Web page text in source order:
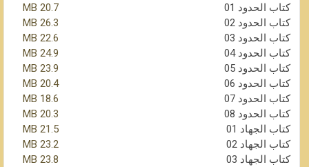
كتاب الحدود 01
20.7 MB
كتاب الحدود 02
26.3 MB
كتاب الحدود 03
22.6 MB
كتاب الحدود 04
24.9 MB
كتاب الحدود 05
23.9 MB
كتاب الحدود 06
20.4 MB
كتاب الحدود 07
18.6 MB
كتاب الحدود 08
20.3 MB
كتاب الجهاد 01
21.5 MB
كتاب الجهاد 02
23.2 MB
كتاب الجهاد 03
23.8 MB